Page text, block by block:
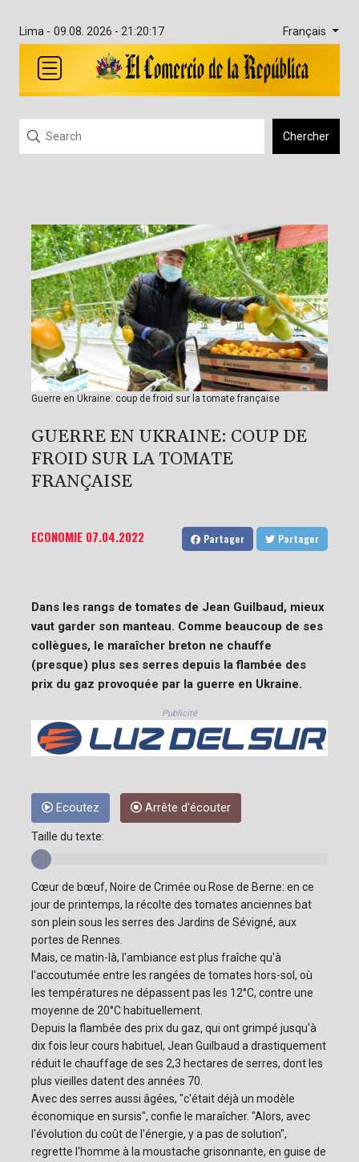
Lima - 09.08. 2026 - 21:20:17 Français
Chercher
Guerre en Ukraine: coup de froid sur la tomate française
GUERRE EN UKRAINE: COUP DE
FROID SUR LA TOMATE
FRANÇAISE
ECONOMIE 07.04.2022 Partager Partager
Dans les rangs de tomates de Jean Guilbaud, mieux
vaut garder son manteau. Comme beaucoup de ses
collègues, le maraîcher breton ne chauffe
(presque) plus ses serres depuis la flambée des
prix du gaz provoquée par la guerre en Ukraine.
Publicité
Ecoutez Arrête d'écouter
Taille du texte:
Cœur de bœuf, Noire de Crimée ou Rose de Berne: en ce
jour de printemps, la récolte des tomates anciennes bat
son plein sous les serres des Jardins de Sévigné, aux
portes de Rennes.
Mais, ce matin-là, l'ambiance est plus fraîche qu'à
l'accoutumée entre les rangées de tomates hors-sol, où
les températures ne dépassent pas les 12°C, contre une
moyenne de 20°C habituellement.
Depuis la flambée des prix du gaz, qui ont grimpé jusqu'à
dix fois leur cours habituel, Jean Guilbaud a drastiquement
réduit le chauffage de ses 2,3 hectares de serres, dont les
plus vieilles datent des années 70.
Avec des serres aussi âgées, "c'était déjà un modèle
économique en sursis", confie le maraîcher. "Alors, avec
l'évolution du coût de l'énergie, y a pas de solution",
regrette l'homme à la moustache grisonnante, en guise de